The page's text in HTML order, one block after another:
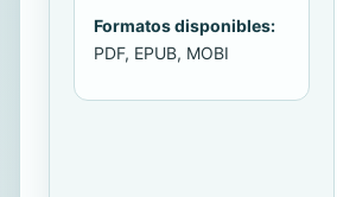
Formatos disponibles:
PDF, EPUB, MOBI